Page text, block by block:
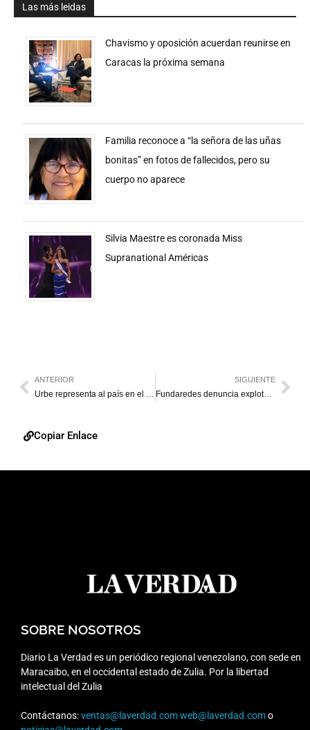
Las más leidas
Chavismo y oposición acuerdan reunirse en
Caracas la próxima semana
Familia reconoce a “la señora de las uñas
bonitas” en fotos de fallecidos, pero su
cuerpo no aparece
Silvia Maestre es coronada Miss
Supranational Américas
ANTERIOR
Urbe representa al país en el International Workshop on UI GreenMetric World University Rankings
SIGUIENTE
Fundaredes denuncia explotación infantil en el Arco Minero del Orinoco
Copiar Enlace
SOBRE NOSOTROS
Diario La Verdad es un periódico regional venezolano, con sede en
Maracaibo, en el occidental estado de Zulia. Por la libertad
intelectual del Zulia
Contáctanos:ventas@laverdad.comweb@laverdad.como